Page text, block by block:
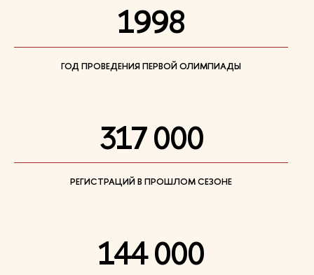
1998
ГОД ПРОВЕДЕНИЯ ПЕРВОЙ ОЛИМПИАДЫ
317 000
РЕГИСТРАЦИЙ В ПРОШЛОМ СЕЗОНЕ
144 000